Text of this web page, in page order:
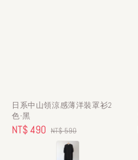
日系中山領涼感薄洋裝罩衫2
色-黑
Sale
NT$ 490 Regular
price
NT$ 590